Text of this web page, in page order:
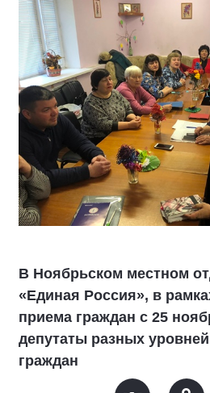
В Ноябрьском местном
«Единая Россия», в
приема граждан с 25
депутаты разных
граждан